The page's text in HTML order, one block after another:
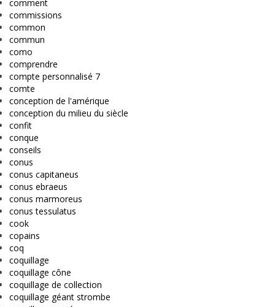
comment
commissions
common
commun
como
comprendre
compte personnalisé 7
comte
conception de l'amérique
conception du milieu du siècle
confit
conque
conseils
conus
conus capitaneus
conus ebraeus
conus marmoreus
conus tessulatus
cook
copains
coq
coquillage
coquillage cône
coquillage de collection
coquillage géant strombe